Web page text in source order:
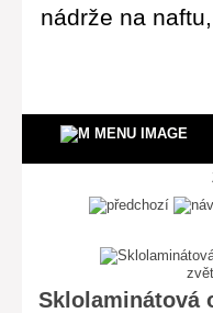
nádrže na
Sklolaminátová